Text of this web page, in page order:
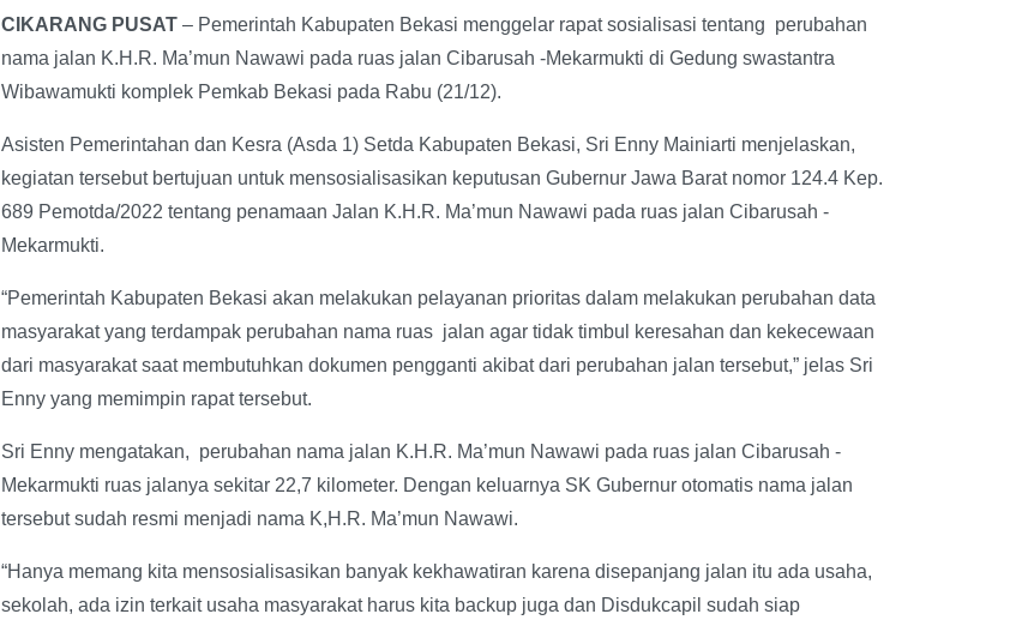
CIKARANG PUSAT– Pemerintah Kabupaten Bekasi menggelar rapat sosialisasi tentang perubahan
nama jalan K.H.R. Ma’mun Nawawi pada ruas jalan Cibarusah -Mekarmukti di Gedung swastantra
Wibawamukti komplek Pemkab Bekasi pada Rabu (21/12).
Asisten Pemerintahan dan Kesra (Asda 1) Setda Kabupaten Bekasi, Sri Enny Mainiarti menjelaskan,
kegiatan tersebut bertujuan untuk mensosialisasikan keputusan Gubernur Jawa Barat nomor 124.4 Kep.
689 Pemotda/2022 tentang penamaan Jalan K.H.R. Ma’mun Nawawi pada ruas jalan Cibarusah -
Mekarmukti.
“Pemerintah Kabupaten Bekasi akan melakukan pelayanan prioritas dalam melakukan perubahan data
masyarakat yang terdampak perubahan nama ruas jalan agar tidak timbul keresahan dan kekecewaan
dari masyarakat saat membutuhkan dokumen pengganti akibat dari perubahan jalan tersebut,” jelas Sri
Enny yang memimpin rapat tersebut.
Sri Enny mengatakan, perubahan nama jalan K.H.R. Ma’mun Nawawi pada ruas jalan Cibarusah -
Mekarmukti ruas jalanya sekitar 22,7 kilometer. Dengan keluarnya SK Gubernur otomatis nama jalan
tersebut sudah resmi menjadi nama K,H.R. Ma’mun Nawawi.
“Hanya memang kita mensosialisasikan banyak kekhawatiran karena disepanjang jalan itu ada usaha,
sekolah, ada izin terkait usaha masyarakat harus kita backup juga dan Disdukcapil sudah siap